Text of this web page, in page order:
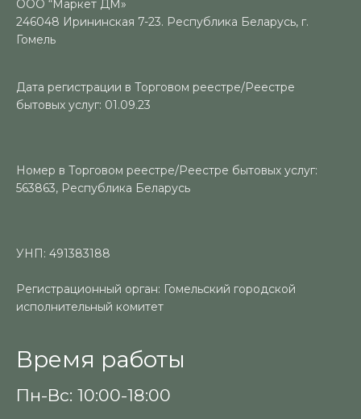
ООО “Маркет ДМ»
246048 Ирининская 7-23. Республика Беларусь, г.
Гомель
Дата регистрации в Торговом реестре/Реестре
бытовых услуг: 01.09.23
Номер в Торговом реестре/Реестре бытовых услуг:
563863, Республика Беларусь
УНП: 491383188
Регистрационный орган: Гомельский городской
исполнительный комитет
Время работы
Пн-Вс: 10:00-18:00